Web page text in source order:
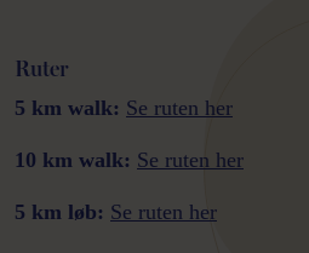
Ruter
5 km walk: Se ruten her
10 km walk: Se ruten her
5 km løb: Se ruten her